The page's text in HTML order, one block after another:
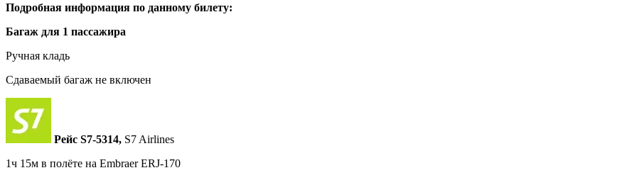
Подробная информация по данному билету:
Багаж для 1 пассажира
Ручная кладь
Сдаваемый багаж не включен
Рейс S7‑5314, S7 Airlines
1ч 15м в полёте на Embraer ERJ-170